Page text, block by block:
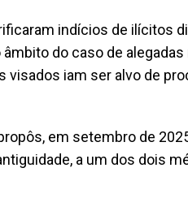
indícios de ilícitos
do caso de alegadas
visados iam ser alvo de
em setembro de
a um dos dois